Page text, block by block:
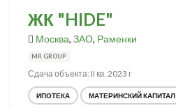
ЖК "HIDE"
Москва, ЗАО, Раменки
MR GROUP
Сдача объекта: II кв. 2023 г
ИПОТЕКА МАТЕРИНСКИЙ КАПИТАЛ